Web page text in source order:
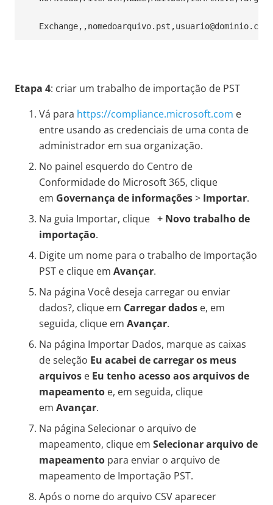
Etapa 4: criar um trabalho de importação de PST
Vá para https://compliance.microsoft.com e
entre usando as credenciais de uma conta de
administrador em sua organização.
No painel esquerdo do Centro de
Conformidade do Microsoft 365, clique
em Governança de informações> Importar.
Na guia Importar, clique + Novo trabalho de
importação.
Digite um nome para o trabalho de Importação
PST e clique em Avançar.
Na página Você deseja carregar ou enviar
dados?, clique em Carregar dados e, em
seguida, clique em Avançar.
Na página Importar Dados, marque as caixas
de seleção Eu acabei de carregar os meus
arquivos e Eu tenho acesso aos arquivos de
mapeamento e, em seguida, clique
em Avançar.
Na página Selecionar o arquivo de
mapeamento, clique em Selecionar arquivo de
mapeamento para enviar o arquivo de
mapeamento de Importação PST.
Após o nome do arquivo CSV aparecer